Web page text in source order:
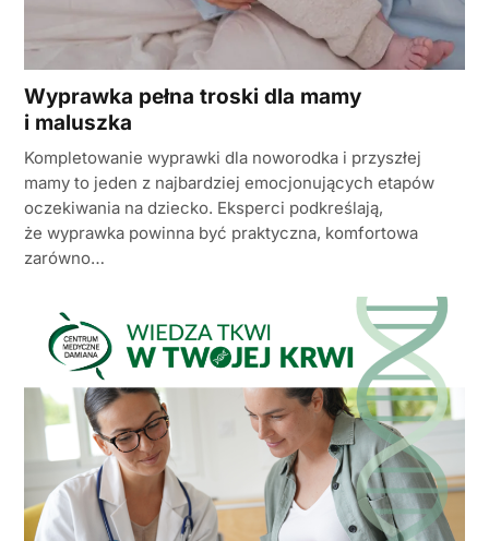
Wyprawka pełna troski dla mamy
i maluszka
Kompletowanie wyprawki dla noworodka i przyszłej
mamy to jeden z najbardziej emocjonujących etapów
oczekiwania na dziecko. Eksperci podkreślają,
że wyprawka powinna być praktyczna, komfortowa
zarówno…